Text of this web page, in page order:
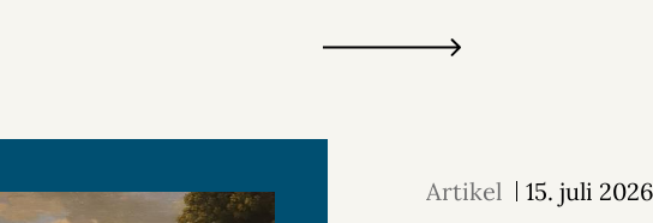
Artikel 15. juli 2026